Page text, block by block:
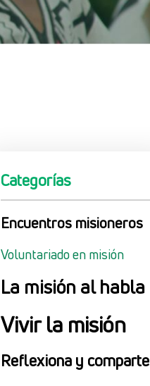
Categorías
Encuentros misioneros
Voluntariado en misión
La misión al habla
Vivir la misión
Reflexiona y comparte